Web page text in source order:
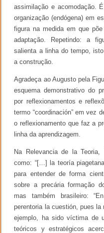
assimilação e acomodação.
organização (endógena) em
figura na medida em que
adaptação. Repetindo: a
salienta a linha do tempo,
a construção.
Agradeça ao Augusto pela
esquema demonstrativo do
por reflexionamentos e
termo “coordinación” em vez
o reflexionamento que faz a
linha da aprendizagem.
Na Relevancia de la
como: “[…] la teoría
para entender de forma
sobre a precária formação
mas também brasileiro:
perentoria la cuestión, pues
ejemplo, ha sido víctima de
teóricos y estratégicos